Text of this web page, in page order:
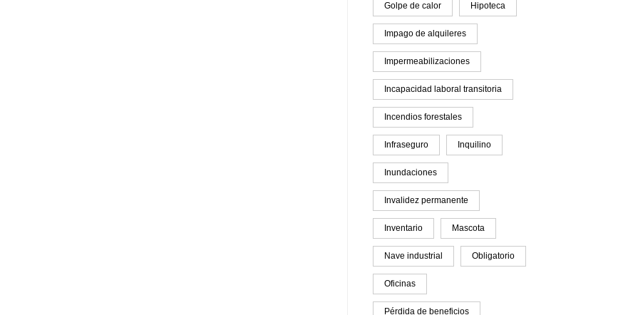
Golpe de calor Hipoteca
Impago de alquileres
Impermeabilizaciones
Incapacidad laboral transitoria
Incendios forestales
Infraseguro Inquilino
Inundaciones
Invalidez permanente
Inventario Mascota
Nave industrial Obligatorio
Oficinas
Pérdida de beneficios